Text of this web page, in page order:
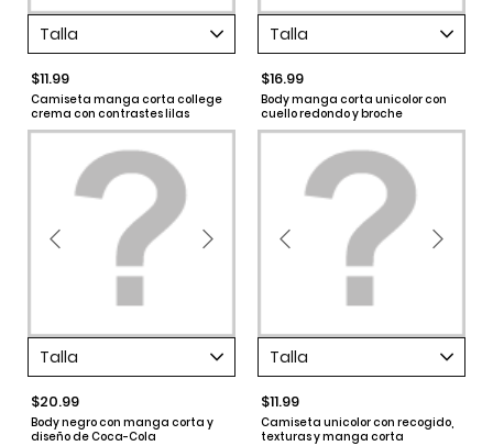
Talla
$11.99
Camiseta manga corta college
crema con contrastes lilas
Talla
$16.99
Body manga corta unicolor con
cuello redondo y broche
Talla
$20.99
Body negro con manga corta y
diseño de Coca-Cola
Talla
$11.99
Camiseta unicolor con recogido,
texturas y manga corta